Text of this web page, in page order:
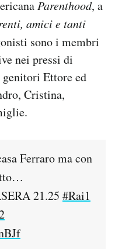
Parenthood, a
amici e tanti
sono i membri
nei pressi di
Ettore ed
Cristina,
Ferraro ma con
21.25 #Rai1